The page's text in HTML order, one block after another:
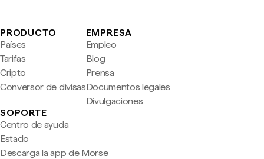
PRODUCTO
Países
Tarifas
Cripto
Conversor de divisas
EMPRESA
Empleo
Blog
Prensa
Documentos legales
Divulgaciones
SOPORTE
Centro de ayuda
Estado
Descarga la app de Morse